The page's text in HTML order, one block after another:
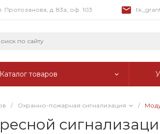
Протозанова, д. 83а, оф. 103
Каталог товаров
/ Охранно-пожарная сигнализация /